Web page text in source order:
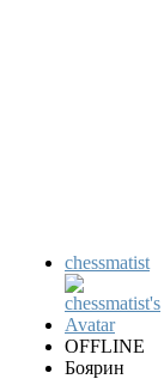
chessmatist
OFFLINE
Боярин